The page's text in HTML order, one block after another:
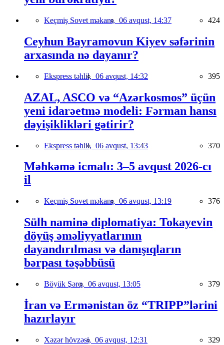
Keçmiş Sovet məkanı, 06 avqust, 14:37 424
Ceyhun Bayramovun Kiyev səfərinin
arxasında nə dayanır?
Ekspress təhlil, 06 avqust, 14:32 395
AZAL, ASCO və “Azərkosmos” üçün
yeni idarəetmə modeli: Fərman hansı
dəyişiklikləri gətirir?
Ekspress təhlil, 06 avqust, 13:43 370
Məhkəmə icmalı: 3–5 avqust 2026-cı
il
Keçmiş Sovet məkanı, 06 avqust, 13:19 376
Sülh naminə diplomatiya: Tokayevin
döyüş əməliyyatlarının
dayandırılması və danışıqların
bərpası təşəbbüsü
Böyük Şərq, 06 avqust, 13:05 379
İran və Ermənistan öz “TRIPP”lərini
hazırlayır
Xəzər hövzəsi, 06 avqust, 12:31 329